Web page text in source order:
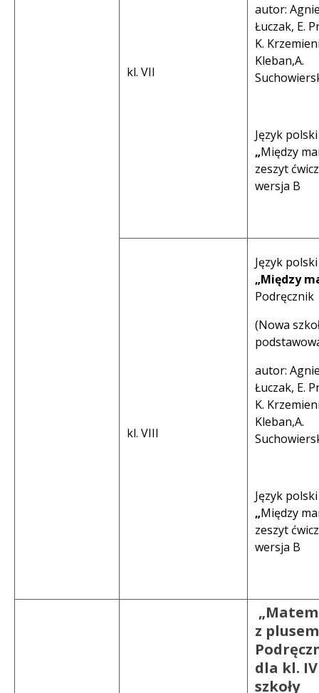
kl. VII
autor:
Łuczak, E.
K.
Kleban,A.
Język
„Między
zeszyt
wersja B
kl. VIII
Język
„Między
Podręcznik
(Nowa
autor:
Łuczak, E.
K.
Kleban,A.
Język
„Między
zeszyt
wersja B
z
dla kl. IV
szkoły